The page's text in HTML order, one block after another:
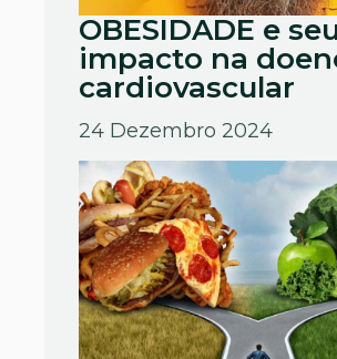
OBESIDADE e
impacto na
cardiovascular
24 Dezembro 2024